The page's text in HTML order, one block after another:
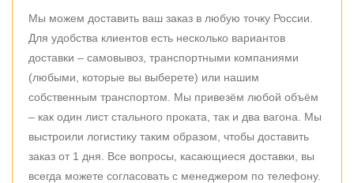
Мы можем доставить ваш заказ в любую точку России.
Для удобства клиентов есть несколько вариантов
доставки – самовывоз, транспортными компаниями
(любыми, которые вы выберете) или нашим
собственным транспортом. Мы привезём любой объём
– как один лист стального проката, так и два вагона. Мы
выстроили логистику таким образом, чтобы доставить
заказ от 1 дня. Все вопросы, касающиеся доставки, вы
всегда можете согласовать с менеджером по телефону.